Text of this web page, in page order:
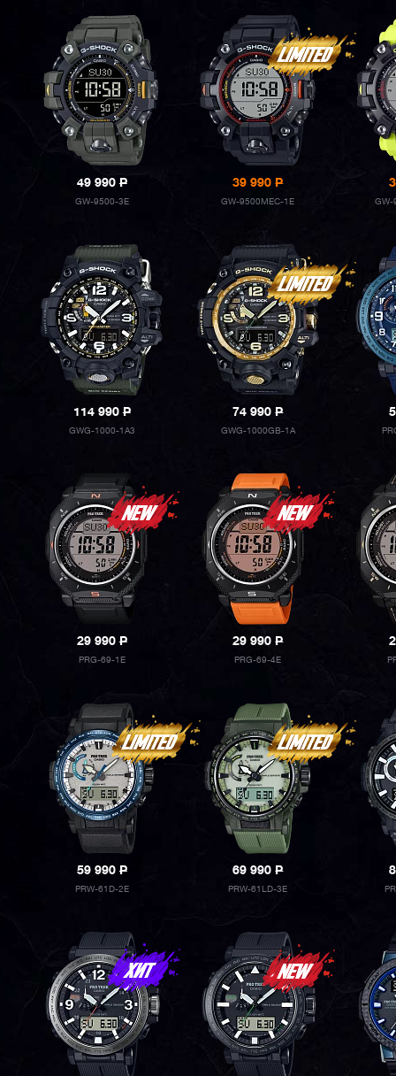
49 990P
GW-9500-3E
39 990P
GW-9500MEC-1E GW-
114 990P
GWG-1000-1A3
74 990P
GWG-1000GB-1A
29 990P
PRG-69-1E
29 990P
PRG-69-4E
59 990P
PRW-61D-2E
69 990P
PRW-61LD-3E